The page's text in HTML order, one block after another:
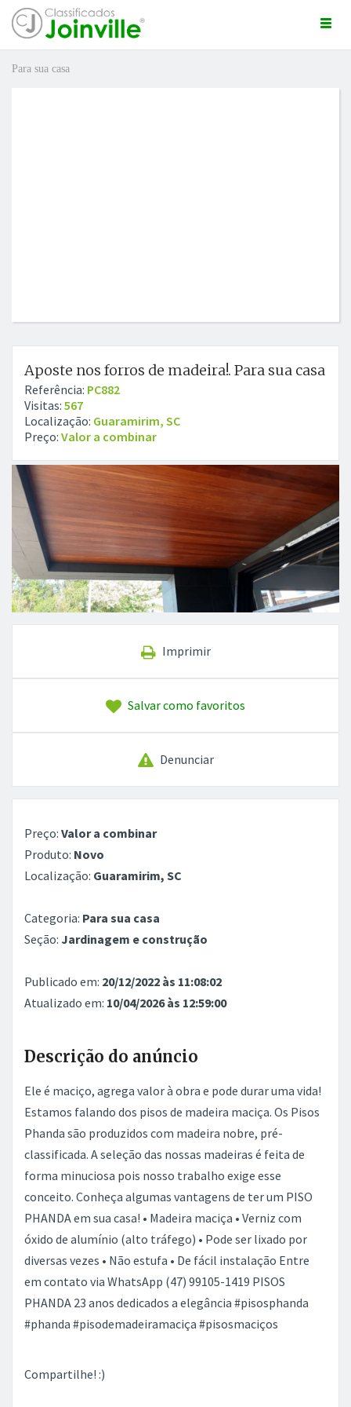
Para sua casa
Aposte nos forros de madeira!. Para sua casa
Referência: PC882
Visitas: 567
Localização: Guaramirim, SC
Preço: Valor a combinar
Imprimir
Salvar como favoritos
Denunciar
Preço: Valor a combinar
Produto: Novo
Localização: Guaramirim, SC
Categoria: Para sua casa
Seção: Jardinagem e construção
Publicado em: 20/12/2022 às 11:08:02
Atualizado em: 10/04/2026 às 12:59:00
Descrição do anúncio
Ele é maciço, agrega valor à obra e pode durar uma vida!
Estamos falando dos pisos de madeira maciça. Os Pisos
Phanda são produzidos com madeira nobre, pré-
classificada. A seleção das nossas madeiras é feita de
forma minuciosa pois nosso trabalho exige esse
conceito. Conheça algumas vantagens de ter um PISO
PHANDA em sua casa! • Madeira maciça • Verniz com
óxido de alumínio (alto tráfego) • Pode ser lixado por
diversas vezes • Não estufa • De fácil instalação Entre
em contato via WhatsApp (47) 99105-1419 PISOS
PHANDA 23 anos dedicados a elegância #pisosphanda
#phanda #pisodemadeiramaciça #pisosmaciços
Compartilhe! :)
GRÁTIS